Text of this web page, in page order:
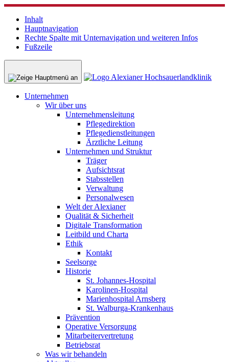
Inhalt
Hauptnavigation
Rechte Spalte mit Unternavigation und weiteren Infos
Fußzeile
Unternehmen
Wir über uns
Unternehmensleitung
Pflegedirektion
Pflegedienstleitungen
Ärztliche Leitung
Unternehmen und Struktur
Träger
Aufsichtsrat
Stabsstellen
Verwaltung
Personalwesen
Welt der Alexianer
Qualität & Sicherheit
Digitale Transformation
Leitbild und Charta
Ethik
Kontakt
Seelsorge
Historie
St. Johannes-Hospital
Karolinen-Hospital
Marienhospital Arnsberg
St. Walburga-Krankenhaus
Prävention
Operative Versorgung
Mitarbeitervertretung
Betriebsrat
Was wir behandeln